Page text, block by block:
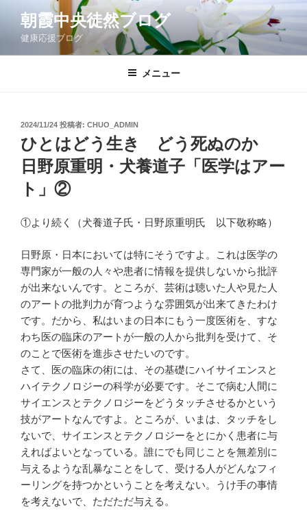
ン
朝霞中央徒然ブログ
健康応援ブログ
メニュー
投
稿
日:
2024/11/24 投稿者: CHUO_ADMIN
ひとはどう生き どう死ぬのか
日野原重明・犬養道子「医学はアー
ト」②
①より続く（犬養道子氏・日野原重明氏 以下敬称略）
日野原・日本においては特にそうですよ。これは医学の
専門家が一般の人々や患者に情報を提供しないから批評
が出来ないんです。ところが、芸術は聴いた人や見た人
のアートの批判力が育つような雰囲気が出来てきたわけ
です。だから、私はいまの日本にもう一度医術を、すな
わち医の臨床のアートが一般の人から批判を受けて、そ
のことで医術を進歩させたいのです。
さて、医の臨床の術には、その基礎にハイサイエンスと
ハイテクノロジーの科学が必要です。そこで病む人間に
サイエンスとテクノロジーをどうタッチさせるかという
技がアートなんですよ。ところが、いまは、タッチをし
ないで、サイエンスとテクノロジーをとにかく患者に与
えればよいとなっている。誰にでも同じことを無差別に
与えるような乱暴なことをして、受ける人がどんなフィ
ーリングを持つかということを考えない。うけ手の事情
を考えないで、ただただ与える。